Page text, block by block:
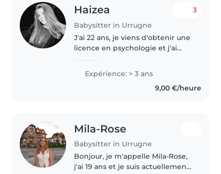
Haizea
Babysitter in Urrugne
3
J'ai 22 ans, je viens d'obtenir une
licence en psychologie et j'ai
d'acquérir la maturité nécessaire
Expérience: > 3 ans
9,00 €/heure
Mila-Rose
Babysitter in Urrugne
Bonjour, je m'appelle Mila-Rose,
j'ai 19 ans et je suis actuellement